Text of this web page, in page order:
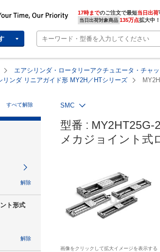
17時までのご注文で最短当日出荷
当日出荷対象商品 135万点拡大中！
エアシリンダ・ロータリーアクチュエータ・チャッ
リンダ リニアガイド形 MY2H／HTシリーズ
すべて解除
解除
ト形式
解除
SMC
型番 : MY2HT25G-
メカジョイント式
画像をクリックして拡大イメージを表示する